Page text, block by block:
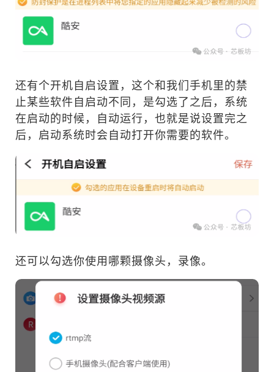
还有个开机自启设置，这个和我们手机里的禁
止某些软件自启动不同，是勾选了之后，系统
在启动的时候，自动运行，也就是说设置完之
后，启动系统时会自动打开你需要的软件。
还可以勾选你使用哪颗摄像头，录像。